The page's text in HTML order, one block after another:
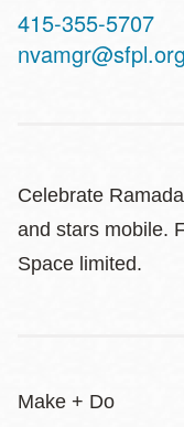
Contact
Telephone
415-355-5707
nvamgr@sfpl.org
Celebrate
and stars mobile.
Space limited.
Make + Do